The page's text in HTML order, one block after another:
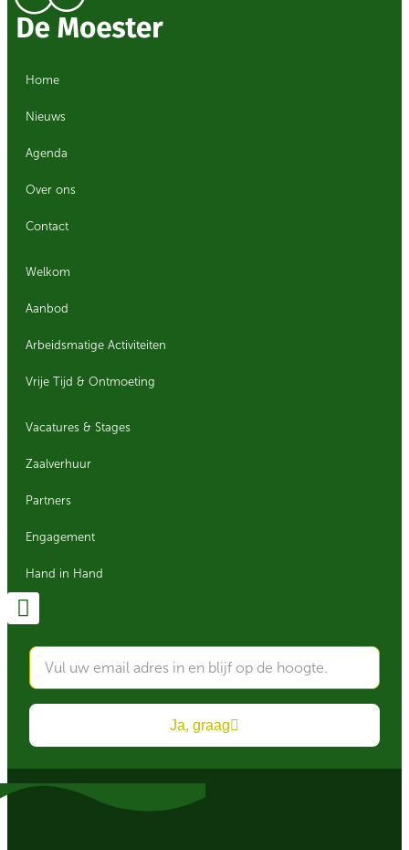
Home
Nieuws
Agenda
Over ons
Contact
Welkom
Aanbod
Arbeidsmatige Activiteiten
Vrije Tijd & Ontmoeting
Vacatures & Stages
Zaalverhuur
Partners
Engagement
Hand in Hand
Ja, graag